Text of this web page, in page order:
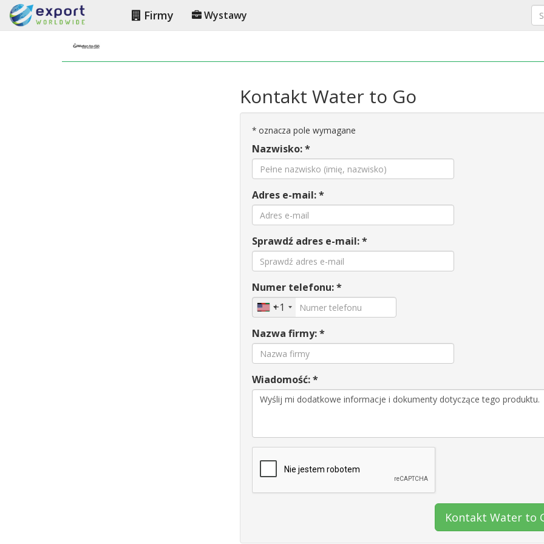
Firmy Wystawy
Kontakt Water to Go
*oznacza pole wymagane
Nazwisko: *
Adres e-mail: *
Sprawdź adres e-mail: *
Numer telefonu: *
+1
Nazwa firmy: *
Wiadomość: *
Kontakt Water to